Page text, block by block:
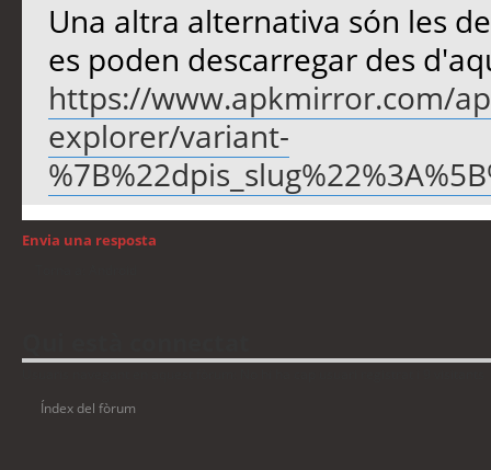
Una altra alternativa són les
es poden descarregar des
https://www.apkmirror.com/
explorer/variant-
Envia una resposta
Índex del fòrum